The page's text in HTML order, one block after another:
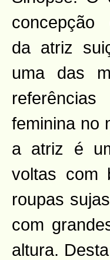
concepção
da atriz
uma das
feminina no
a atriz é
voltas com
roupas
com
altura.